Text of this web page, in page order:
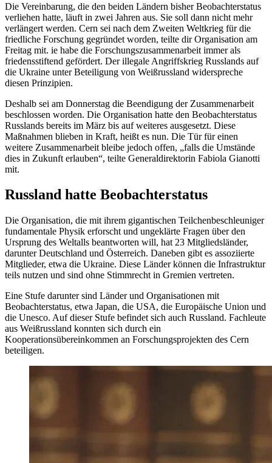
Die Vereinbarung, die den beiden Ländern bisher Beobachterstatus
verliehen hatte, läuft in zwei Jahren aus. Sie soll dann nicht mehr
verlängert werden. Cern sei nach dem Zweiten Weltkrieg für die
friedliche Forschung gegründet worden, teilte dir Organisation am
Freitag mit. ie habe die Forschungszusammenarbeit immer als
friedensstiftend gefördert. Der illegale Angriffskrieg Russlands auf
die Ukraine unter Beteiligung von Weißrussland widerspreche
diesen Prinzipien.
Deshalb sei am Donnerstag die Beendigung der Zusammenarbeit
beschlossen worden. Die Organisation hatte den Beobachterstatus
Russlands bereits im März bis auf weiteres ausgesetzt. Diese
Maßnahmen blieben in Kraft, heißt es nun. Die Tür für einen
weitere Zusammenarbeit bleibe jedoch offen, „falls die Umstände
dies in Zukunft erlauben“, teilte Generaldirektorin Fabiola Gianotti
mit.
Russland hatte Beobachterstatus
Die Organisation, die mit ihrem gigantischen Teilchenbeschleuniger
fundamentale Physik erforscht und ungeklärte Fragen über den
Ursprung des Weltalls beantworten will, hat 23 Mitgliedsländer,
darunter Deutschland und Österreich. Daneben gibt es assoziierte
Mitglieder, etwa die Ukraine. Diese Länder können die Infrastruktur
teils nutzen und sind ohne Stimmrecht in Gremien vertreten.
Eine Stufe darunter sind Länder und Organisationen mit
Beobachterstatus, etwa Japan, die USA, die Europäische Union und
die Unesco. Auf dieser Stufe befindet sich auch Russland. Fachleute
aus Weißrussland konnten sich durch ein
Kooperationsübereinkommen an Forschungsprojekten des Cern
beteiligen.